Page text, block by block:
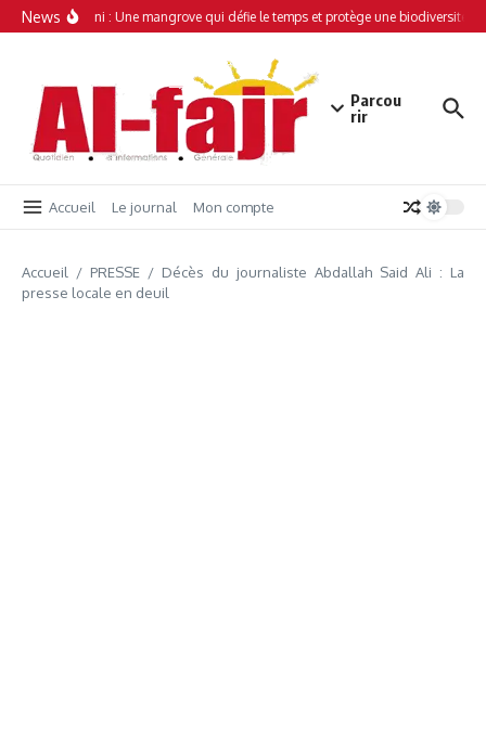
Aller au contenu
News
Simamboini : Une mangrove qui défie le temps et protège une biodiversité
Parcou
rir
Accueil Le journal Mon compte
Accueil / PRESSE / Décès du journaliste Abdallah Said Ali : La
presse locale en deuil